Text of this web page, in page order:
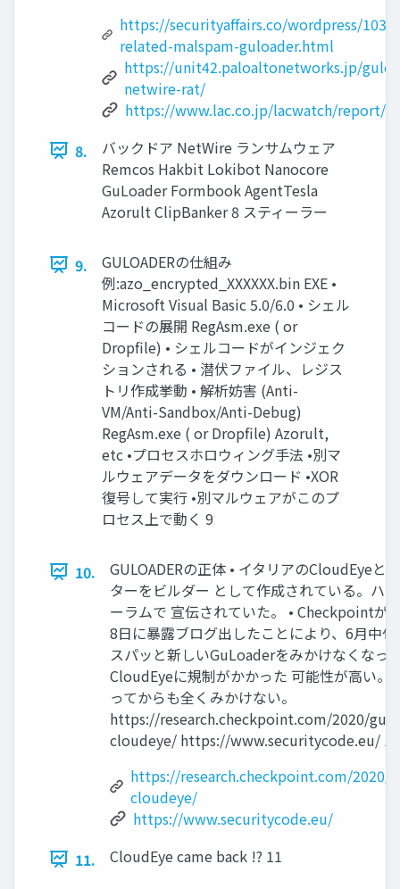
https://securityaffairs.co/wordpress/
related-malspam-guloader.html
https://unit42.paloaltonetworks.jp/
netwire-rat/
https://www.lac.co.jp/lacwatch/report/
8.
バックドア NetWire ランサムウェア
Remcos Hakbit Lokibot Nanocore
GuLoader Formbook AgentTesla
Azorult ClipBanker 8 スティーラー
9.
GULOADERの仕組み
例:azo_encrypted_XXXXXX.bin EXE •
Microsoft Visual Basic 5.0/6.0 • シェル
コードの展開 RegAsm.exe ( or
Dropfile) • シェルコードがインジェク
ションされる • 潜伏ファイル、レジス
トリ作成挙動 • 解析妨害 (Anti-
VM/Anti-Sandbox/Anti-Debug)
RegAsm.exe ( or Dropfile) Azorult,
etc •プロセスホロウィング手法 •別マ
ルウェアデータをダウンロード •XOR
復号して実行 •別マルウェアがこのプ
ロセス上で動く 9
10.
GULOADERの正体 • イタリアのCloudEyeと
ターをビルダー として作成されている。ハ
ーラムで 宣伝されていた。 • Checkpointが
8日に暴露ブログ出したことにより、6月中
スパッと新しいGuLoaderをみかけなくなっ
CloudEyeに規制がかかった 可能性が高い。
ってからも全くみかけない。
https://research.checkpoint.com/2020/
cloudeye/ https://www.securitycode.eu/ 10
https://research.checkpoint.com/2020/
cloudeye/
https://www.securitycode.eu/
11.
CloudEye came back !? 11